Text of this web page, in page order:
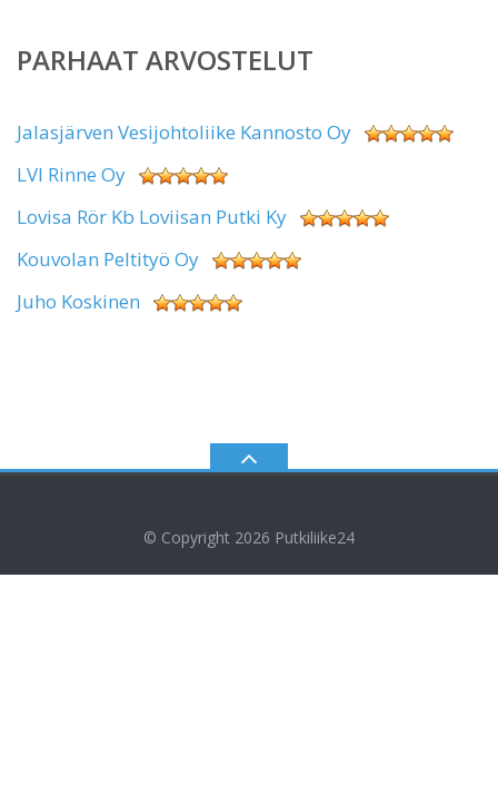
PARHAAT ARVOSTELUT
Jalasjärven Vesijohtoliike Kannosto Oy
LVI Rinne Oy
Lovisa Rör Kb Loviisan Putki Ky
Kouvolan Peltityö Oy
Juho Koskinen
© Copyright 2026 Putkiliike24